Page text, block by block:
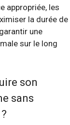
appropriée, les
la durée de
une
sur le long
son
sans